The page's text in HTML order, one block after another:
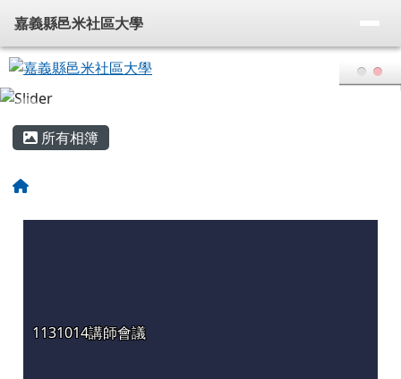
嘉義縣邑米社區大學
導覽列
嘉義縣邑米社區大學
主內容區域
所有相簿
回首頁
1131014講師會議
頁尾區域